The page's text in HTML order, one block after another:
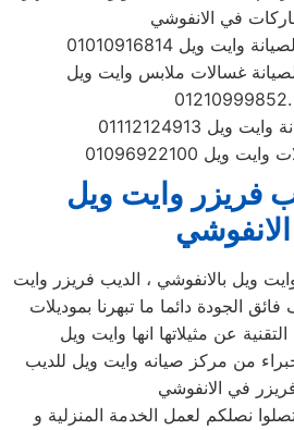
غسالات ملابس وايت ويل
01210999852.
فريزر وايت ويل
الانفوشي
ويل بالانفوشي ، الديب فريزر وايت
الجودة دائما ما تبهرنا بموديلات
من مركز صيانه وايت ويل للديب
نصلكم لعمل الخدمة المنزلية و